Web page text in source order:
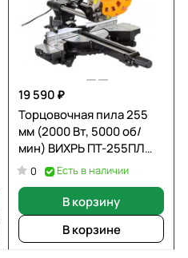
19 590 ₽
Торцовочная пила 255
мм (2000 Вт, 5000 об/
мин) ВИХРЬ ПТ-255ПЛ
72/18/3
0 Есть в наличии
В корзину
В корзине